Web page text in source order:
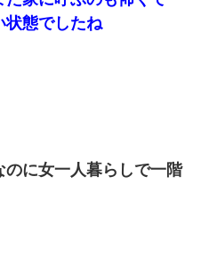
状態でしたね
に女一人暮らしで一階